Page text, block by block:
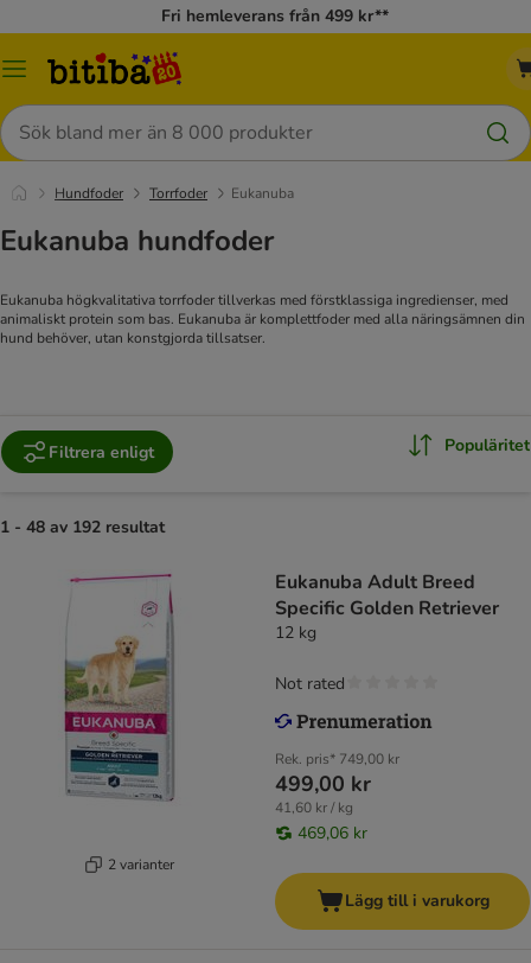
Fri hemleverans från 499 kr**
Meny
Sök
Hundfoder Torrfoder Eukanuba
Eukanuba hundfoder
Eukanuba högkvalitativa torrfoder tillverkas med förstklassiga ingredienser, med
animaliskt protein som bas. Eukanuba är komplettfoder med alla näringsämnen din
hund behöver, utan konstgjorda tillsatser.
Filtrera enligt Populäritet
1 - 48 av 192 resultat
2 varianter
Eukanuba Adult Breed
Specific Golden Retriever
12 kg
Rek. pris* 749,00 kr
499,00 kr
41,60 kr / kg
469,06 kr
Not rated
Lägg till i varukorg